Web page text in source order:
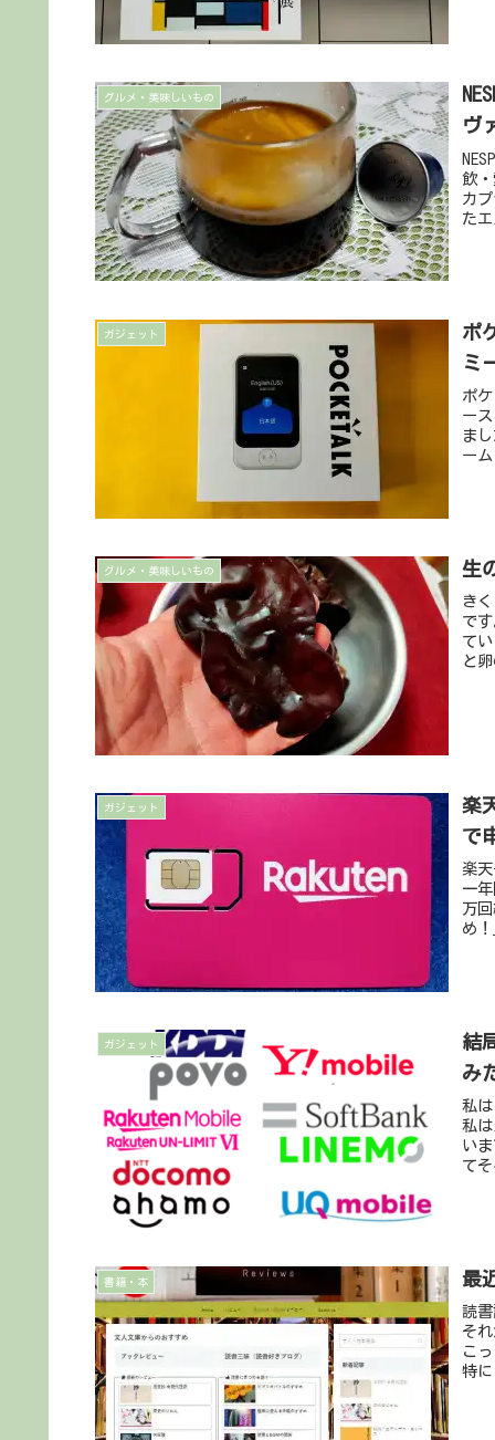
グルメ・美味しいもの
ヴ
飲
カ
た
ガジェット
ポ
ミ
ポ
ー
ま
ー
グルメ・美味しいもの 生
き
で
て
と
ガジェット
楽
で
楽
一
万
め
ガジェット
結
み
私
私
い
て
書籍・本 最
読
そ
こ
特